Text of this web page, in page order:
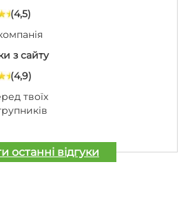
(4,5)
з сайту
(4,9)
твоїх
останні відгуки